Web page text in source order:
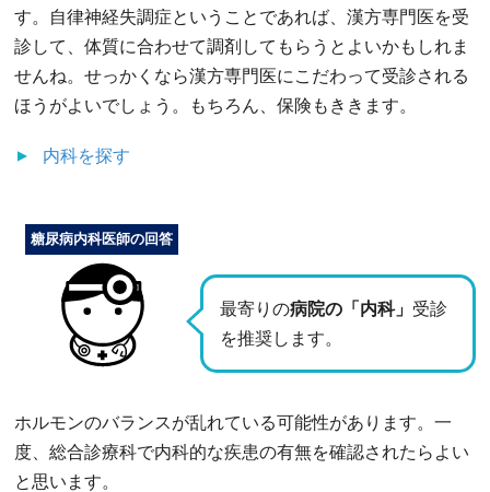
す。自律神経失調症ということであれば、漢方専門医を受
診して、体質に合わせて調剤してもらうとよいかもしれま
せんね。せっかくなら漢方専門医にこだわって受診される
ほうがよいでしょう。もちろん、保険もききます。
内科を探す
最寄りの病院の「内科」 受診
を推奨します。
糖尿病内科医師の回答
ホルモンのバランスが乱れている可能性があります。一
度、総合診療科で内科的な疾患の有無を確認されたらよい
と思います。